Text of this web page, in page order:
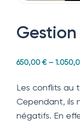
650,00 €–
Les conflits au
Cependant, ils
négatifs. En